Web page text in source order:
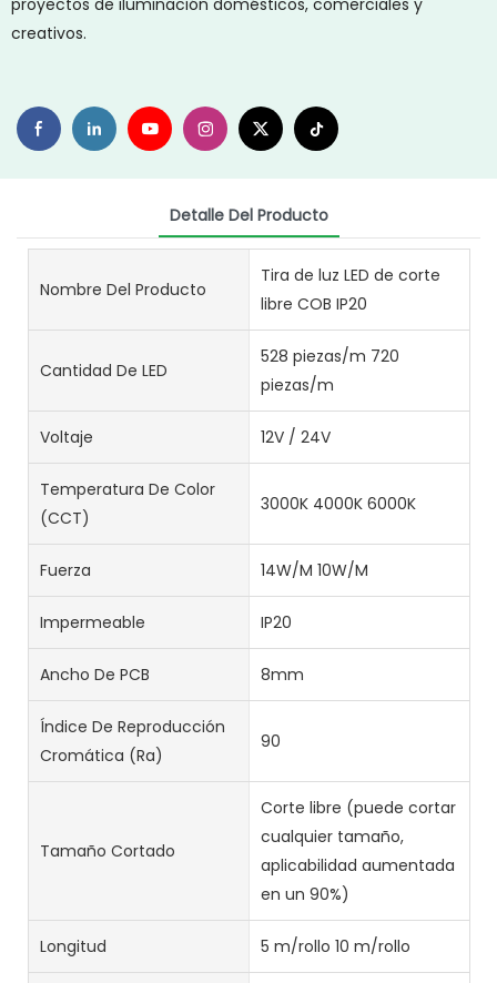
proyectos de iluminación domésticos, comerciales y
creativos.
Detalle Del Producto
Nombre Del Producto
Tira de luz LED de corte
libre COB IP20
Cantidad De LED
528 piezas/m 720
piezas/m
Voltaje 12V / 24V
Temperatura De Color
(CCT)
3000K 4000K 6000K
Fuerza 14W/M 10W/M
Impermeable IP20
Ancho De PCB 8mm
Índice De Reproducción
Cromática (Ra)
90
Tamaño Cortado
Corte libre (puede cortar
cualquier tamaño,
aplicabilidad aumentada
en un 90%)
Longitud 5 m/rollo 10 m/rollo